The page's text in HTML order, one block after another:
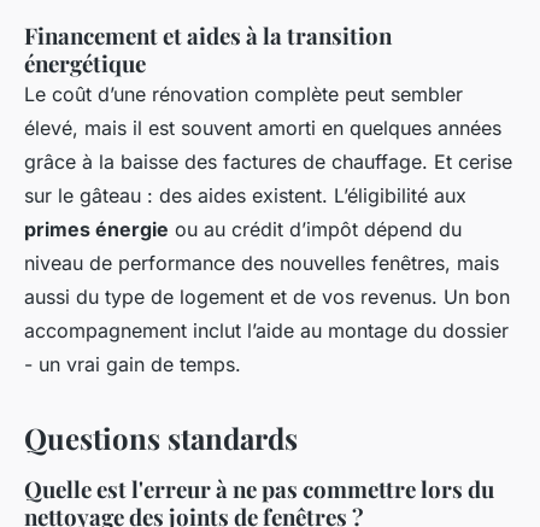
Financement et aides à la transition
énergétique
Le coût d’une rénovation complète peut sembler
élevé, mais il est souvent amorti en quelques années
grâce à la baisse des factures de chauffage. Et cerise
sur le gâteau : des aides existent. L’éligibilité aux
primes énergie ou au crédit d’impôt dépend du
niveau de performance des nouvelles fenêtres, mais
aussi du type de logement et de vos revenus. Un bon
accompagnement inclut l’aide au montage du dossier
- un vrai gain de temps.
Questions standards
Quelle est l'erreur à ne pas commettre lors du
nettoyage des joints de fenêtres ?